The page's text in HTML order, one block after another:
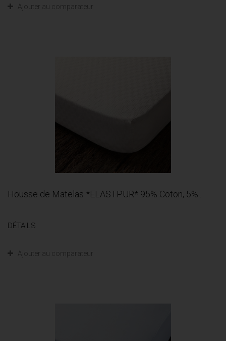
Ajouter au comparateur
Housse de Matelas *ELASTPUR* 95% Coton, 5%...
DÉTAILS
Ajouter au comparateur